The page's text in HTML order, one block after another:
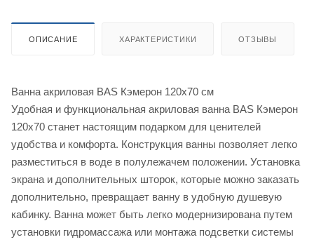
ОПИСАНИЕ ХАРАКТЕРИСТИКИ ОТЗЫВЫ
Ванна акриловая BAS Кэмерон 120х70 см
Удобная и функциональная акриловая ванна BAS Кэмерон
120х70 станет настоящим подарком для ценителей
удобства и комфорта. Конструкция ванны позволяет легко
разместиться в воде в полулежачем положении. Установка
экрана и дополнительных шторок, которые можно заказать
дополнительно, превращает ванну в удобную душевую
кабинку. Ванна может быть легко модернизирована путем
установки гидромассажа или монтажа подсветки системы